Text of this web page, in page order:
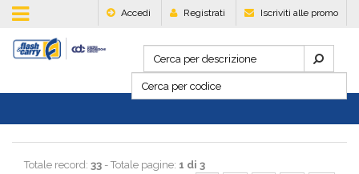
Accedi Registrati Iscriviti alle promo
Totale record: 33 - Totale pagine: 1 di 3